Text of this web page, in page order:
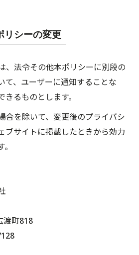
リシーの変更
、法令その他本ポリシーに別段の
て、ユーザーに通知することな
るものとします。
合を除いて、変更後のプライバシ
ブサイトに掲載したときから効力
渡町818